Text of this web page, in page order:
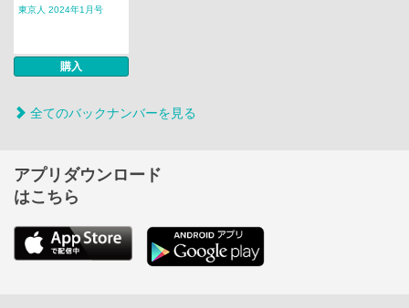
東京人 2024年1月号
購入
全てのバックナンバーを見る
アプリダウンロード
はこちら